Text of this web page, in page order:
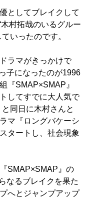
としてブレイクして
村拓哉のいるグルー
いったのです。
ラマがきっかけで
子になったのが1996
『SMAP×SMAP』
してすでに大人気で
同日に木村さんと
マ『ロングバケーシ
タートし、社会現象
SMAP×SMAP』の
なるブレイクを果た
へとジャンプアップ